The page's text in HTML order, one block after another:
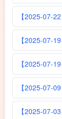
【2025-07-
【2025-07-
【2025-07-
【2025-07-
【2025-07-